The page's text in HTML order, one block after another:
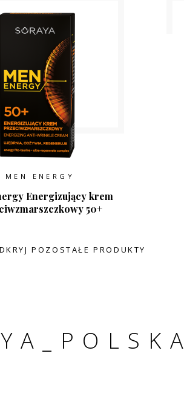
MEN ENERGY
Energizujący krem
50+
POZOSTAŁE PRODUKTY